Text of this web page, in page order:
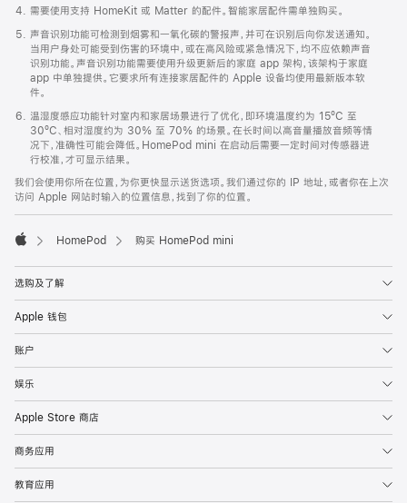
需要使用支持 HomeKit 或 Matter 的配件。智能家居配件需单独购买。
声音识别功能可检测到烟雾和一氧化碳的警报声，并可在识别后向你发送通知。
当用户身处可能受到伤害的环境中，或在高风险或紧急情况下，均不应依赖声音
识别功能。声音识别功能需要使用升级更新后的家庭 app 架构，该架构于家庭
app 中单独提供。它要求所有连接家居配件的 Apple 设备均使用最新版本软
件。
温湿度感应功能针对室内和家居场景进行了优化，即环境温度约为 15ºC 至
30ºC、相对湿度约为 30% 至 70% 的场景。在长时间以高音量播放音频等情
况下，准确性可能会降低。HomePod mini 在启动后需要一定时间对传感器进
行校准，才可显示结果。
我们会使用你所在位置，为你更快显示送货选项。我们通过你的 IP 地址，或者你在上次
访问 Apple 网站时输入的位置信息，找到了你的位置。
HomePod 购买 HomePod mini
选购及了解
Apple 钱包
账户
娱乐
Apple Store 商店
商务应用
教育应用